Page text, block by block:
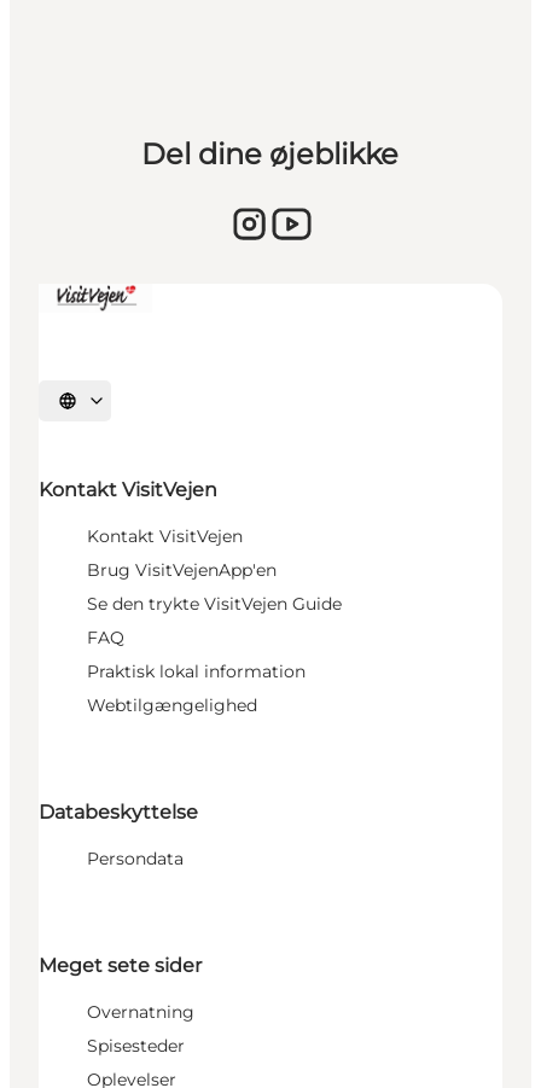
Del dine øjeblikke
Vælg sprog
Kontakt VisitVejen
Kontakt VisitVejen
Brug VisitVejenApp'en
Se den trykte VisitVejen Guide
FAQ
Praktisk lokal information
Webtilgængelighed
Databeskyttelse
Persondata
Meget sete sider
Overnatning
Spisesteder
Oplevelser